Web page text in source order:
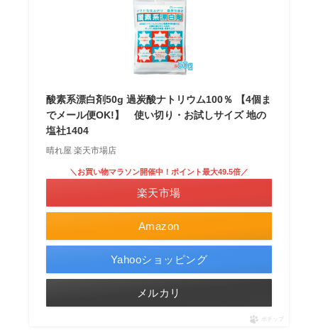
酸素系漂白剤50g 過炭酸ナトリウム100％ 【4個ま
でメール便OK!】 使い切り・お試しサイズ 地の
塩社1404
晴れ屋 楽天市場店
Amazon
＼お買い物マラソン開催中！ポイント最大49.5倍／
楽天市場
Yahooショッピング
メルカリ
ポチップ